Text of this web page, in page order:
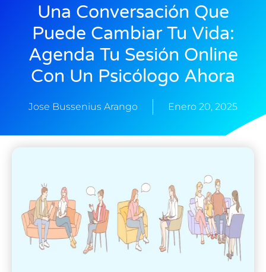
Una Conversación Que
Puede Cambiar Tu Vida:
Agenda Tu Sesión Online
Con Un Psicólogo Ahora
Jose Bussenius Arango Enero 20, 2025